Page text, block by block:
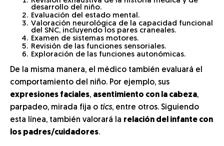
desarrollo del niño.
Evaluación del estado mental.
Valoración neurológica de la capacidad funcional
del SNC, incluyendo los pares craneales.
Examen de sistemas motores.
Revisión de las funciones sensoriales.
Exploración de las funciones autonómicas.
De la misma manera, el médico también evaluará el
comportamiento del niño. Por ejemplo, sus
expresiones faciales, asentimiento con la cabeza,
parpadeo, mirada fija o tics, entre otros. Siguiendo
esta línea, también valorará la relación del infante con
los padres/cuidadores.